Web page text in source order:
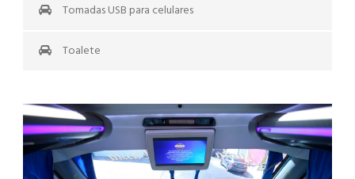
Tomadas USB para celulares
Toalete